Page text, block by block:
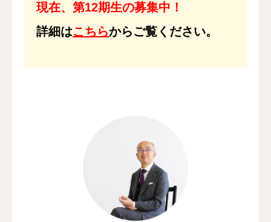
現在、第12期生の募集中！
詳細はこちらからご覧ください。